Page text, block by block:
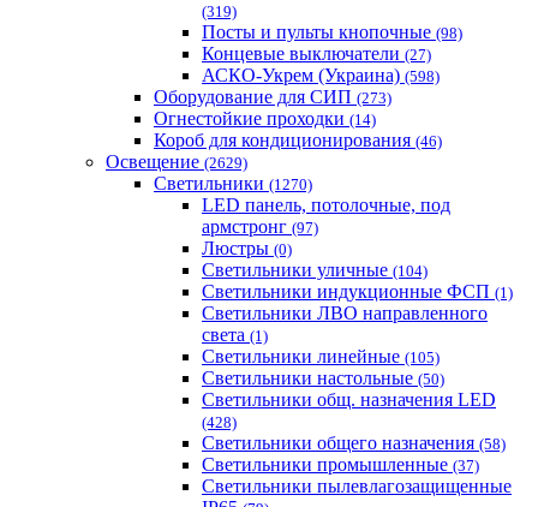
(319)
Посты и пульты кнопочные (98)
Концевые выключатели (27)
АСКО-Укрем (Украина) (598)
Оборудование для СИП (273)
Огнестойкие проходки (14)
Короб для кондиционирования (46)
Освещение (2629)
Светильники (1270)
LED панель, потолочные, под
армстронг (97)
Люстры (0)
Светильники уличные (104)
Светильники индукционные ФСП (1)
Светильники ЛВО направленного
света (1)
Светильники линейные (105)
Светильники настольные (50)
Светильники общ. назначения LED
(428)
Светильники общего назначения (58)
Светильники промышленные (37)
Светильники пылевлагозащищенные